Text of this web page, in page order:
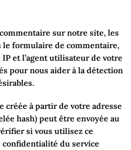
sur notre site, les
le formulaire de commentaire,
et l’agent utilisateur de votre
pour nous aider à la détection
créée à partir de votre adresse
hash) peut être envoyée au
si vous utilisez ce
confidentialité du service